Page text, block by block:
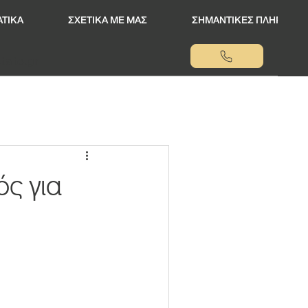
ΣΧΕΤΙΚΑ ΜΕ ΜΑΣ ΣΗΜΑΝΤΙΚΕΣ
για